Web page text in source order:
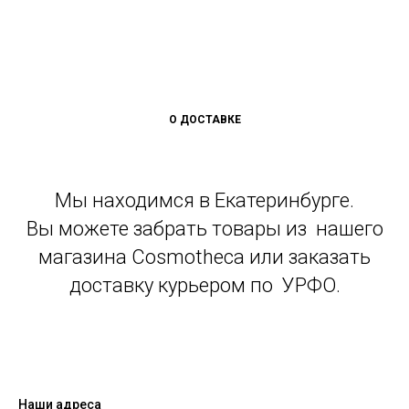
О ДОСТАВКЕ
Мы находимся в Екатеринбурге.
Вы можете забрать товары из нашего
магазина Cosmotheca или заказать
доставку курьером по УРФО.
Наши адреса